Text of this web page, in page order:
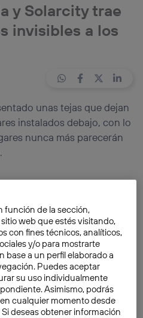
y Solarcity trae
invisibles a los
unas tejas que dejan
instalados debajo, con lo
nunca más parecerán
con los éxitos de Tesla y las
lo en serio que se iba a
renovables, y sólo
las familias pudieran
esta revolución
pasado viernes continúa el
función de la sección,
web que estés visitando,
con fines técnicos, analíticos,
y/o para mostrarte
base a un perfil elaborado a
Puedes aceptar
su uso individualmente
Asimismo, podrás
cualquier momento desde
deseas obtener información